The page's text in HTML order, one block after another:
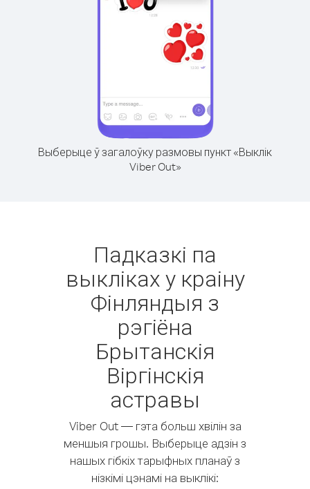
Выберыце ў загалоўку размовы пункт «Выклік
Viber Out»
Падказкі па
выкліках у краіну
Фінляндыя з
рэгіёна
Брытанскія
Віргінскія
астравы
Viber Out — гэта больш хвілін за
меншыя грошы. Выберыце адзін з
нашых гібкіх тарыфных планаў з
нізкімі цэнамі на выклікі: